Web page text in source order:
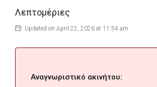
Λεπτομέριες
Updated on April 22, 2026 at 11:54 am
Αναγνωριστικό ακινήτου: